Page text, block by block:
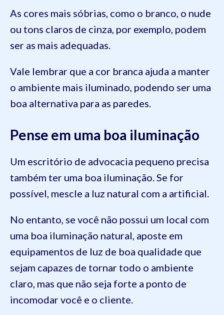
As cores mais sóbrias, como o branco, o nude
ou tons claros de cinza, por exemplo, podem
ser as mais adequadas.
Vale lembrar que a cor branca ajuda a manter
o ambiente mais iluminado, podendo ser uma
boa alternativa para as paredes.
Pense em uma boa iluminação
Um escritório de advocacia pequeno precisa
também ter uma boa iluminação. Se for
possível, mescle a luz natural com a artificial.
No entanto, se você não possui um local com
uma boa iluminação natural, aposte em
equipamentos de luz de boa qualidade que
sejam capazes de tornar todo o ambiente
claro, mas que não seja forte a ponto de
incomodar você e o cliente.